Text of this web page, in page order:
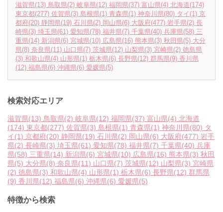
滋賀県(13) 鳥取県(2) 岐阜県(12) 福岡県(37) 富山県(4) 北海道(174)
東京都(277) 佐賀県(3) 島根県(1) 青森県(1) 神奈川県(80) タイ (1) 京
都府(20) 静岡県(19) 石川県(2) 岡山県(6) 大阪府(477) 岩手県(2) 長
崎県(3) 埼玉県(61) 愛知県(78) 福井県(7) 千葉県(40) 兵庫県(58) 三
重県(14) 新潟県(6) 宮城県(10) 広島県(16) 熊本県(3) 秋田県(5) 大分
県(8) 奈良県(11) 山口県(7) 茨城県(12) 山梨県(3) 宮崎県(2) 徳島県
(3) 和歌山県(4) 山形県(1) 栃木県(6) 長野県(12) 群馬県(9) 香川県
(12) 福島県(6) 沖縄県(6) 愛媛県(5)
検索対応エリア
滋賀県(13) 鳥取県(2) 岐阜県(12) 福岡県(37) 富山県(4) 北海道
(174) 東京都(277) 佐賀県(3) 島根県(1) 青森県(1) 神奈川県(80) タ
イ(1) 京都府(20) 静岡県(19) 石川県(2) 岡山県(6) 大阪府(477) 岩手
県(2) 長崎県(3) 埼玉県(61) 愛知県(78) 福井県(7) 千葉県(40) 兵庫
県(58) 三重県(14) 新潟県(6) 宮城県(10) 広島県(16) 熊本県(3) 秋田
県(5) 大分県(8) 奈良県(11) 山口県(7) 茨城県(12) 山梨県(3) 宮崎県
(2) 徳島県(3) 和歌山県(4) 山形県(1) 栃木県(6) 長野県(12) 群馬県
(9) 香川県(12) 福島県(6) 沖縄県(6) 愛媛県(5)
特徴から検索